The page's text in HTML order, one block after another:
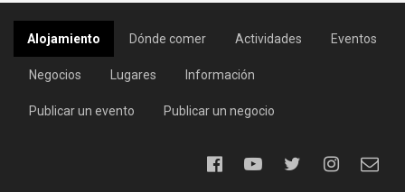
Alojamiento Dónde comer Actividades Eventos
Negocios Lugares Información
Publicar un evento Publicar un negocio